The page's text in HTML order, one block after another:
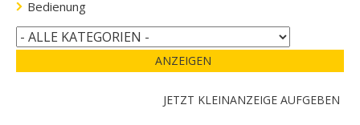
Bedienung
ANZEIGEN
JETZT KLEINANZEIGE AUFGEBEN